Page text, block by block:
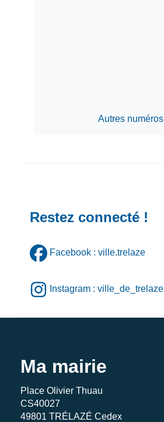
Autres numéros
Restez connecté !
Facebook : ville.trelaze
Instagram : ville_de_trelaze
Ma mairie
Place Olivier Thuau
CS40027
49801 TRÉLAZÉ Cedex